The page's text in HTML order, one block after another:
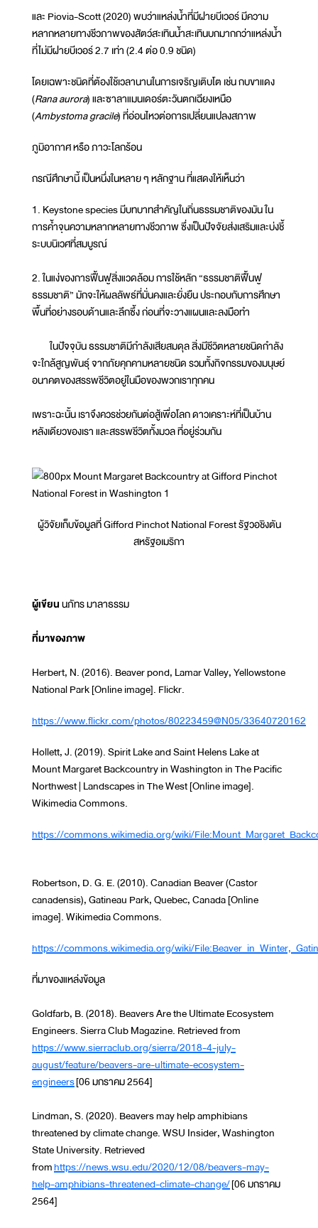
และ Piovia-Scott (2020) พบว่าแหล่งน้ำที่มีฝายบีเวอร์ มีความ
หลากหลายทางชีวภาพของสัตว์สะเทินน้ำสะเทินบกมากกว่าแหล่งน้ำ
ที่ไม่มีฝายบีเวอร์ 2.7 เท่า (2.4 ต่อ 0.9 ชนิด)
โดยเฉพาะชนิดที่ต้องใช้เวลานานในการเจริญเติบโต เช่น กบขาแดง
(Rana aurora) และซาลาแมนเดอร์ตะวันตกเฉียงเหนือ
(Ambystoma gracile) ที่อ่อนไหวต่อการเปลี่ยนแปลงสภาพ
ภูมิอากาศ หรือ ภาวะโลกร้อน
กรณีศึกษานี้ เป็นหนึ่งในหลาย ๆ หลักฐาน ที่แสดงให้เห็นว่า
1. Keystone species มีบทบาทสำคัญในถิ่นธรรมชาติของมัน ใน
การค้ำจุนความหลากหลายทางชีวภาพ ซึ่งเป็นปัจจัยส่งเสริมและบ่งชี้
ระบบนิเวศที่สมบูรณ์
2. ในแง่ของการฟื้นฟูสิ่งแวดล้อม การใช้หลัก “ธรรมชาติฟื้นฟู
ธรรมชาติ” มักจะให้ผลลัพธ์ที่มั่นคงและยั่งยืน ประกอบกับการศึกษา
พื้นที่อย่างรอบด้านและลึกซึ้ง ก่อนที่จะวางแผนและลงมือทำ
ในปัจจุบัน ธรรมชาติมีกำลังเสียสมดุล สิ่งมีชีวิตหลายชนิดกำลัง
จะใกล้สูญพันธุ์ จากภัยคุกคามหลายชนิด รวมทั้งกิจกรรมของมนุษย์
อนาคตของสรรพชีวิตอยู่ในมือของพวกเราทุกคน
เพราะฉะนั้น เราจึงควรช่วยกันต่อสู้เพื่อโลก ดาวเคราะห์ที่เป็นบ้าน
หลังเดียวของเรา และสรรพชีวิตทั้งมวล ที่อยู่ร่วมกัน
ผู้วิจัยเก็บข้อมูลที่ Gifford Pinchot National Forest รัฐวอชิงตัน
สหรัฐอเมริกา
ผู้เขียนนภัทร มาลาธรรม
ที่มาของภาพ
Herbert, N. (2016). Beaver pond, Lamar Valley, Yellowstone
National Park [Online image]. Flickr.
https://www.flickr.com/photos/80223459@N05/33640720162
Hollett, J. (2019). Spirit Lake and Saint Helens Lake at
Mount Margaret Backcountry in Washington in The Pacific
Northwest | Landscapes in The West [Online image].
Wikimedia Commons.
https://commons.wikimedia.org/wiki/
Robertson, D. G. E. (2010). Canadian Beaver (Castor
canadensis), Gatineau Park, Quebec, Canada [Online
image]. Wikimedia Commons.
https://commons.wikimedia.org/wiki/
ที่มาของแหล่งข้อมูล
Goldfarb, B. (2018). Beavers Are the Ultimate Ecosystem
Engineers. Sierra Club Magazine. Retrieved from
https://www.sierraclub.org/sierra/2018-4-july-
august/feature/beavers-are-ultimate-ecosystem-
engineers[06 มกราคม 2564]
Lindman, S. (2020). Beavers may help amphibians
threatened by climate change. WSU Insider, Washington
State University. Retrieved
fromhttps://news.wsu.edu/2020/12/08/beavers-may-
help-amphibians-threatened-climate-change/[06 มกราคม
2564]